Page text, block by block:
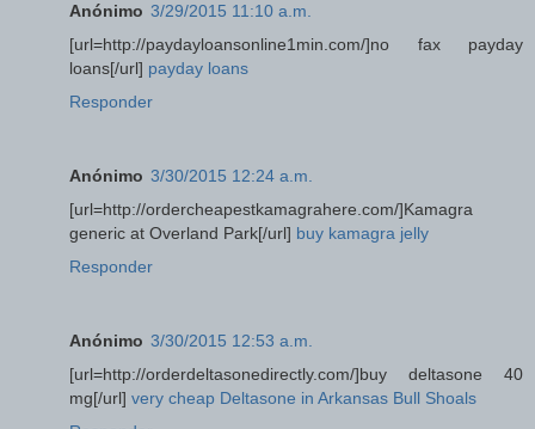
Anónimo 3/29/2015 11:10 a.m.
[url=http://paydayloansonline1min.com/]no fax payday
loans[/url] payday loans
Responder
Anónimo 3/30/2015 12:24 a.m.
[url=http://ordercheapestkamagrahere.com/]Kamagra
generic at Overland Park[/url] buy kamagra jelly
Responder
Anónimo 3/30/2015 12:53 a.m.
[url=http://orderdeltasonedirectly.com/]buy deltasone 40
mg[/url] very cheap Deltasone in Arkansas Bull Shoals